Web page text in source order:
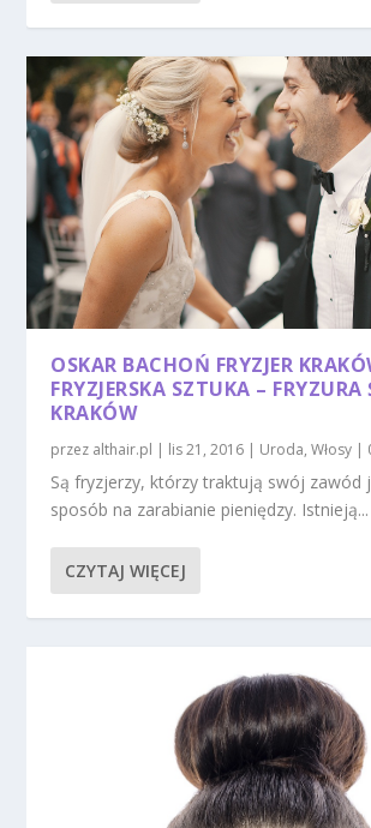
OSKAR BACHOŃ FRYZJER
FRYZJERSKA SZTUKA –
KRAKÓW
przez althair.pl | lis 21, 2016 | Uroda,Włosy |
Są fryzjerzy, którzy traktują swój zawód
sposób na zarabianie pieniędzy. Istnieją...
CZYTAJ WIĘCEJ